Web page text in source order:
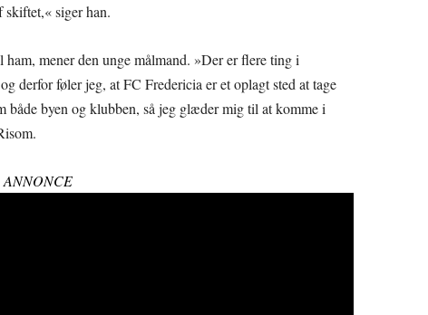
siger han.
mener den unge målmand. »Der er flere ting i
derfor føler jeg, at FC Fredericia er et oplagt sted at tage
både byen og klubben, så jeg glæder mig til at komme i
ANNONCE